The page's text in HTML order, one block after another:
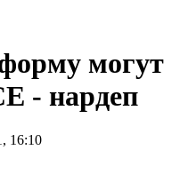
могут
- нардеп
16:10